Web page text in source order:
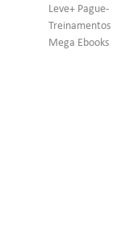
Leve+ Pague-
Treinamentos
Mega Ebooks